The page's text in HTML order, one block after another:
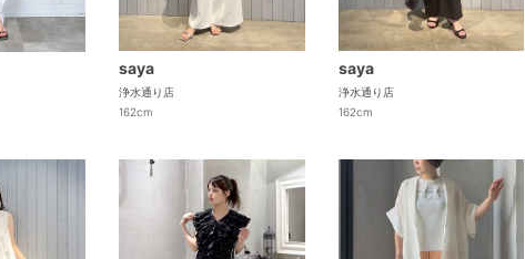
saya
浄水通り店
162cm
saya
浄水通り店
162cm